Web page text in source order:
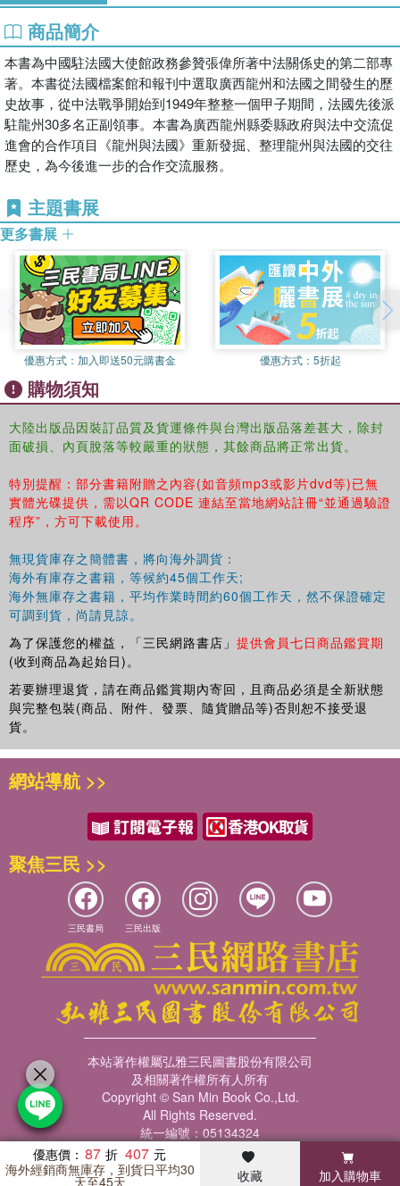
商品簡介
本書為中國駐法國大使館政務參贊張偉所著中法關係史的第二部專
著。本書從法國檔案館和報刊中選取廣西龍州和法國之間發生的歷
史故事，從中法戰爭開始到1949年整整一個甲子期間，法國先後派
駐龍州30多名正副領事。本書為廣西龍州縣委縣政府與法中交流促
進會的合作項目《龍州與法國》重新發掘、整理龍州與法國的交往
歷史，為今後進一步的合作交流服務。
主題書展
更多書展
優惠方式： 加入即送50元購書金 優惠方式： 5折起
購物須知
大陸出版品因裝訂品質及貨運條件與台灣出版品落差甚大，除封
面破損、內頁脫落等較嚴重的狀態，其餘商品將正常出貨。
特別提醒：部分書籍附贈之內容(如音頻mp3或影片dvd等)已無
實體光碟提供，需以QR CODE 連結至當地網站註冊“並通過驗證
程序”，方可下載使用。
無現貨庫存之簡體書，將向海外調貨：
海外有庫存之書籍，等候約45個工作天;
海外無庫存之書籍，平均作業時間約60個工作天，然不保證確定
可調到貨，尚請見諒。
為了保護您的權益，「三民網路書店」 提供會員七日商品鑑賞期
(收到商品為起始日)。
若要辦理退貨，請在商品鑑賞期內寄回，且商品必須是全新狀態
與完整包裝(商品、附件、發票、隨貨贈品等)否則恕不接受退
貨。
優惠價： 87 407
海外經銷商無庫存，到貨日平均30
天至45天 收藏 加入購物車
暢銷榜 客服中心 收藏 瀏覽紀錄 會員專區
網站導航 >>
聚焦三民 >>
三民書局 三民出版
本站著作權屬弘雅三民圖書股份有限公司
及相關著作權所有人所有
Copyright © San Min Book Co.,Ltd.
All Rights Reserved.
統一編號：05134324